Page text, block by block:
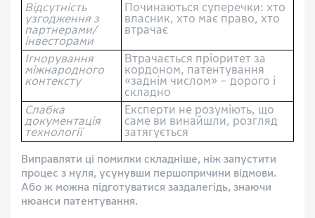
Відсутність
узгодження з
партнерами/
інвесторами
Починаються суперечки: хто
власник, хто має право, хто
втрачає
Ігнорування
міжнародного
контексту
Втрачається пріоритет за
кордоном, патентування
«заднім числом» – дорого і
складно
Слабка
документація
технології
Експерти не розуміють, що
саме ви винайшли, розгляд
затягується
Виправляти ці помилки складніше, ніж запустити
процес з нуля, усунувши першопричини відмови.
Або ж можна підготуватися заздалегідь, знаючи
нюанси патентування.